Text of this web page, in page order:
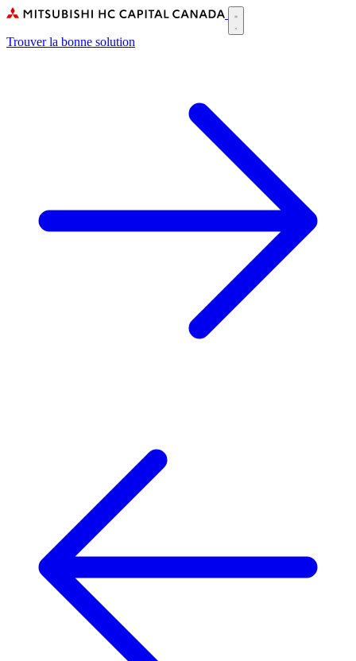
Skip
main
Main
navigation
Trouver la bonne solution